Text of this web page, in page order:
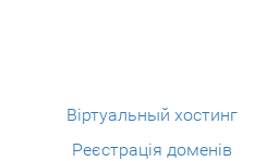
Віртуальный хостинг
Реєстрація доменів